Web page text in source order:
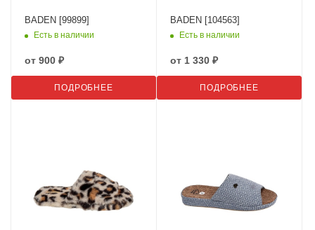
BADEN [99899]
Есть в наличии
от 900 ₽
ПОДРОБНЕЕ
BADEN [104563]
Есть в наличии
от 1 330 ₽
ПОДРОБНЕЕ